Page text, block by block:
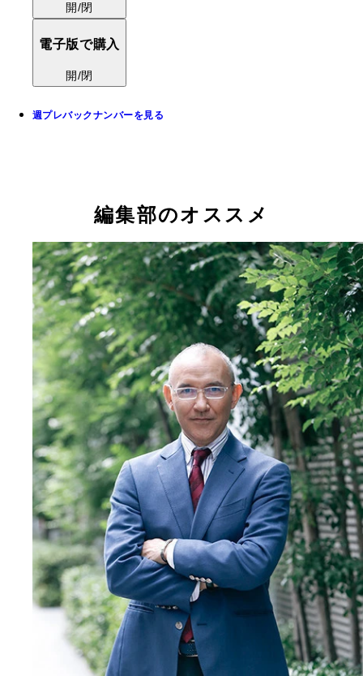
開/閉
電子版で購入
開/閉
週プレバックナンバーを見る
編集部のオススメ